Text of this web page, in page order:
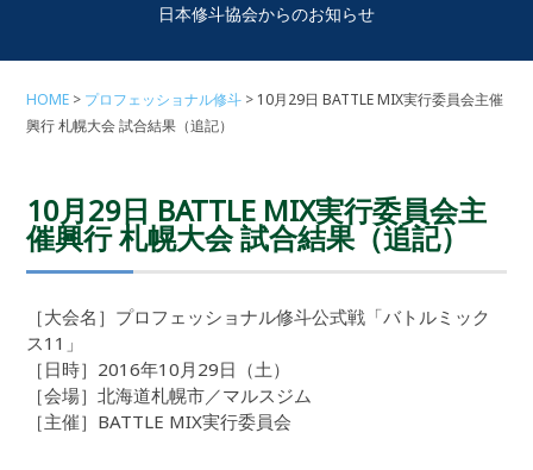
日本修斗協会からのお知らせ
HOME プロフェッショナル修斗
10月29日 BATTLE MIX実行委員会主催
興行 札幌大会 試合結果（追記）
10月29日 BATTLE MIX実行委員会主
催興行 札幌大会 試合結果（追記）
［大会名］プロフェッショナル修斗公式戦「バトルミック
ス11」
［日時］2016年10月29日（土）
［会場］北海道札幌市／マルスジム
［主催］BATTLE MIX実行委員会